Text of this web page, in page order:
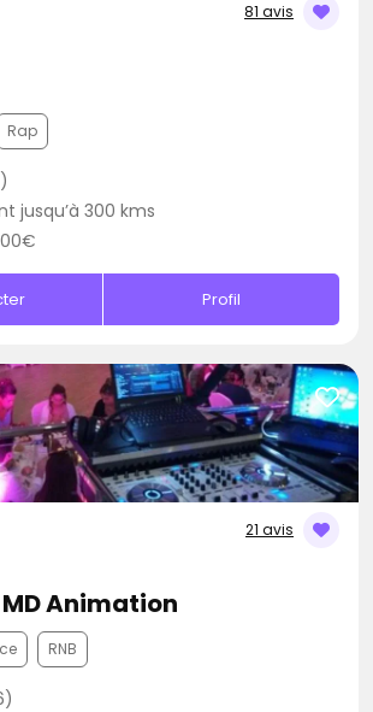
81 avis
Rap
jusqu’à 300 kms
Profil
21 avis
MD Animation
RNB